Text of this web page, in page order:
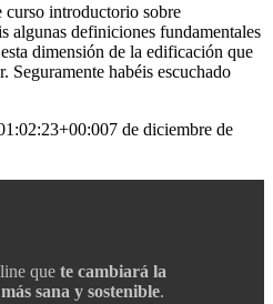
curso introductorio sobre
algunas definiciones fundamentales
dimensión de la edificación que
Seguramente habéis escuchado
7 de diciembre de
que te cambiará la
más sana y sostenible.